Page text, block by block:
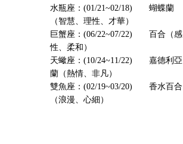
水瓶座：(01/21~02/18) 蝴蝶蘭
（智慧、理性、才華）
巨蟹座：(06/22~07/22) 百合（感
性、柔和）
天蠍座：(10/24~11/22) 嘉德利亞
蘭（熱情、非凡）
雙魚座：(02/19~03/20) 香水百合
（浪漫、心細）